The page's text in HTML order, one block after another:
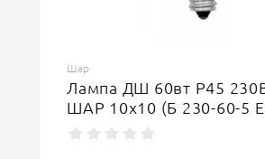
Шар
Лампа ДШ 60вт P45
ШАР 10х10 (Б 230-60-5